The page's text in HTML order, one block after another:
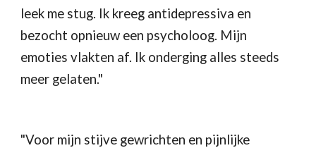
leek me stug. Ik kreeg antidepressiva en
bezocht opnieuw een psycholoog. Mijn
emoties vlakten af. Ik onderging alles steeds
meer gelaten."
"Voor mijn stijve gewrichten en pijnlijke